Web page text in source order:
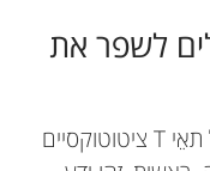
לשפר את
ההבנה שלנו לגבי דרכי הפעולה של תאֵי T ציטוטוקסיים